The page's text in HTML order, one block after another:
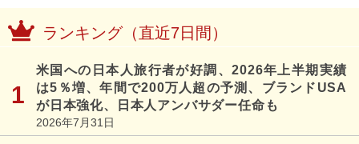
ランキング（直近7日間）
米国への日本人旅行者が好調、2026年上半期実績
は5％増、年間で200万人超の予測、ブランドUSA
が日本強化、日本人アンバサダー任命も
2026年7月31日